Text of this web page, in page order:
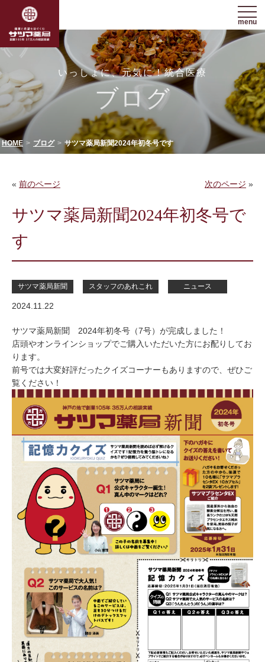
menu
いっしょに、元気に！統合医療
ブログ
HOME ブログ サツマ薬局新聞2024年初冬号です
« 前のページ 次のページ »
サツマ薬局新聞2024年初冬号で
す
サツマ薬局新聞 スタッフのあれこれ ニュース
2024.11.22
サツマ薬局新聞 2024年初冬号（7号）が完成しました！
店頭やオンラインショップでご購入いただいた方にお配りしてお
ります。
前号では大変好評だったクイズコーナーもありますので、ぜひご
覧ください！